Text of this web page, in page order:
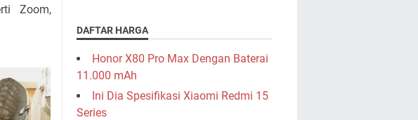
Zoom,
DAFTAR HARGA
Honor X80 Pro Max Dengan Baterai
11.000 mAh
Ini Dia Spesifikasi Xiaomi Redmi 15
Series